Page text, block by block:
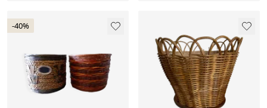
-40%